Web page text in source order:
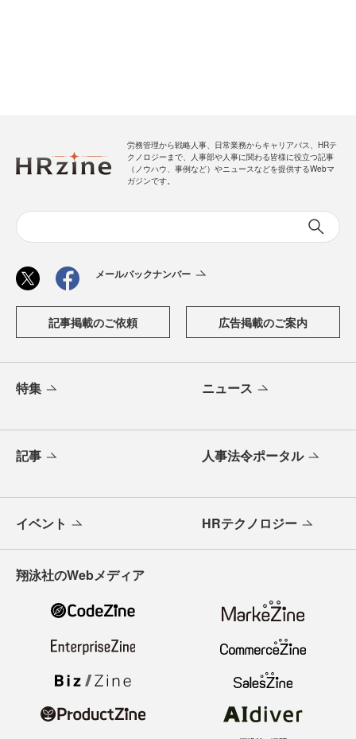
労務管理から戦略人事、日常業務からキャリアパス、HRテ
クノロジーまで、人事部や人事に関わる皆様に役立つ記事
（ノウハウ、事例など）やニュースなどを提供するWebマ
ガジンです。
メールバックナンバー
記事掲載のご依頼 広告掲載のご案内
特集 ニュース
記事 人事法令ポータル
イベント HRテクノロジー
翔泳社のWebメディア